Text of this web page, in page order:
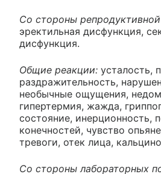
Со стороны
эректильная дисфункция,
дисфункция.
Общие реакции: усталость,
раздражительность,
необычные ощущения,
гипертермия, жажда,
состояние, инерционность,
конечностей, чувство
тревоги, отек лица,
Со стороны лабораторных